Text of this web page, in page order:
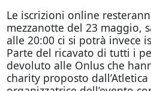
Le iscrizioni online
mezzanotte del 23 maggio,
alle 20:00 ci si potrà invece
Parte del ricavato di tutti i
devoluto alle Onlus che
charity proposto